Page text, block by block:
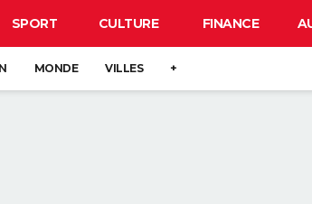
SPORT CULTURE FINANCE
MONDE VILLES +